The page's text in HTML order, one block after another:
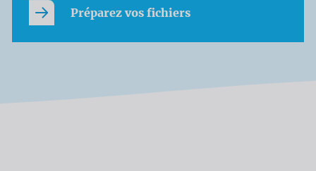
Préparez vos fichiers